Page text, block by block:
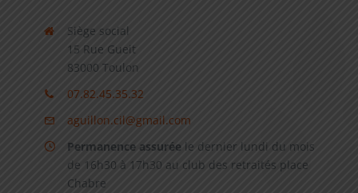
Siège social
15 Rue Gueit
83000 Toulon
07.82.45.35.32
aguillon.cil@gmail.com
Permanence assurée le dernier lundi du mois
de 16h30 à 17h30 au club des retraités place
Chabre